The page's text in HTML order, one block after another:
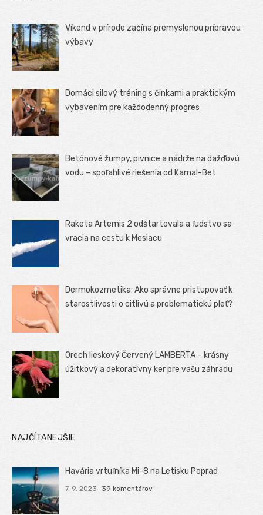
Víkend v prírode začína premyslenou prípravou
výbavy
Domáci silový tréning s činkami a praktickým
vybavením pre každodenný progres
Betónové žumpy, pivnice a nádrže na dažďovú
vodu – spoľahlivé riešenia od Kamal-Bet
Raketa Artemis 2 odštartovala a ľudstvo sa
vracia na cestu k Mesiacu
Dermokozmetika: Ako správne pristupovať k
starostlivosti o citlivú a problematickú pleť?
Orech lieskový Červený LAMBERTA – krásny
úžitkový a dekoratívny ker pre vašu záhradu
NAJČÍTANEJŠIE
Havária vrtuľníka Mi-8 na Letisku Poprad
7. 9. 2023 39 komentárov